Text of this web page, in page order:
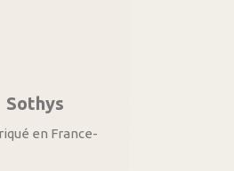
Sothys
en France-